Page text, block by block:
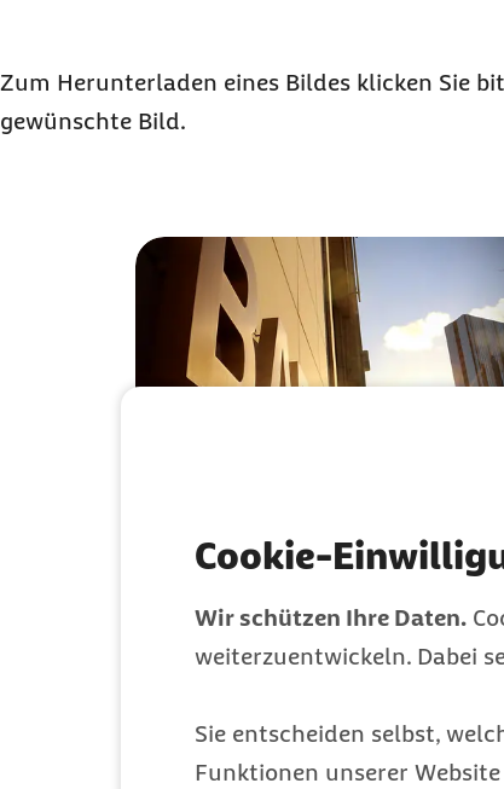
Cookie-
Wir schützen Ihre Daten.
weiterzuentwickeln. Dabei
Sie entscheiden selbst,
Funktionen unserer
Zum Herunterladen eines Bildes klicken Sie
gewünschte Bild.
Download (JPEG, 6,4
Standort Berlin
Standort Berlin (juristischer Sitz)